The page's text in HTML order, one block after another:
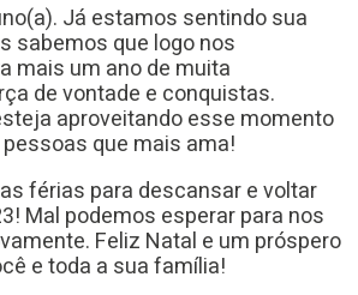
Já estamos sentindo sua
sabemos que logo nos
mais um ano de muita
de vontade e conquistas.
aproveitando esse momento
que mais ama!
férias para descansar e voltar
Mal podemos esperar para nos
Feliz Natal e um próspero
e toda a sua família!